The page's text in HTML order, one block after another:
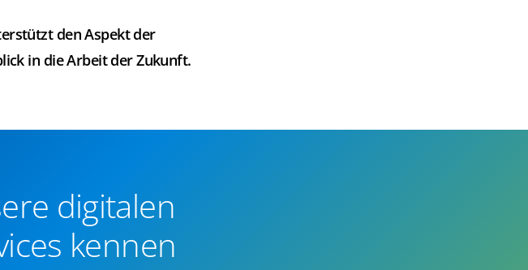
den Aspekt der
in die Arbeit der Zukunft.
digitalen
kennen